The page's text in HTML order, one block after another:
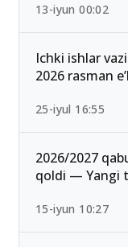
13-iyun 00:02
Ichki ishlar
2026 rasman
25-iyul 16:55
2026/2027
qoldi — Yangi
15-iyun 10:27